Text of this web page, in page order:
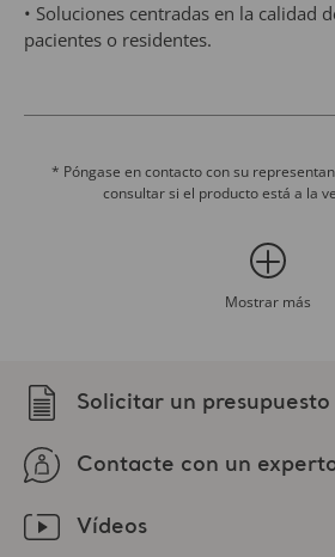
Solicitar un presupuesto
Contacte con un
Vídeos
• Soluciones centradas en la calidad
pacientes o residentes.
independientes por parte de una
que cumple con los requisitos más
estabilidad y dimensiones
Esta cama se puede suministrar con
seguridad plegables de 3/4.
* Póngase en contacto con su
consultar si el producto está a la
Mostrar más